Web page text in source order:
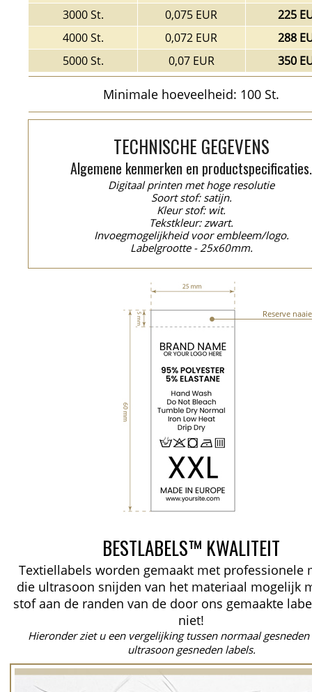
3000 St.
0,075 EUR
225
4000 St.
0,072 EUR
288
5000 St.
0,07 EUR 350
Minimale hoeveelheid: 100 St.
TECHNISCHE GEGEVENS
Algemene kenmerken en productspecificaties.
Digitaal printen met hoge resolutie
Soort stof: satijn.
Kleur stof: wit.
Tekstkleur: zwart.
Invoegmogelijkheid voor embleem/logo.
Labelgrootte - 25x60mm.
Reserve
BESTLABELS™ KWALITEIT
Textiellabels worden gemaakt met professionele
die ultrasoon snijden van het materiaal mogelijk
stof aan de randen van de door ons gemaakte
niet!
Hieronder ziet u een vergelijking tussen normaal
ultrasoon gesneden labels.